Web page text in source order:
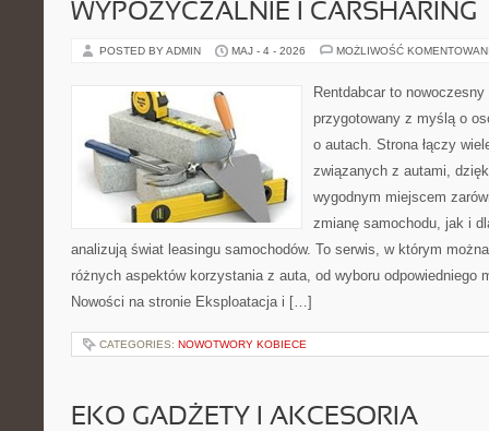
WYPOŻYCZALNIE I CARSHARING
POSTED BY ADMIN MAJ - 4 - 2026 MOŻLIWOŚĆ
Rentdabcar to
przygotowany z myślą o
o autach. Strona łączy
związanych z autami,
wygodnym miejscem
zmianę samochodu, jak i
analizują świat leasingu samochodów. To serwis, w którym
różnych aspektów korzystania z auta, od wyboru odpowiedniego
Nowości na stronie Eksploatacja i […]
CATEGORIES: NOWOTWORY KOBIECE
EKO GADŻETY I AKCESORIA